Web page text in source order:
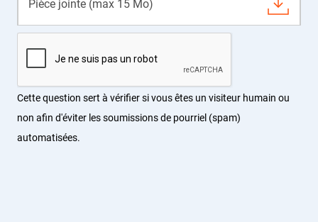
Pièce jointe (max 15 Mo)
Cette question sert à vérifier si vous êtes un visiteur humain ou
non afin d'éviter les soumissions de pourriel (spam)
automatisées.